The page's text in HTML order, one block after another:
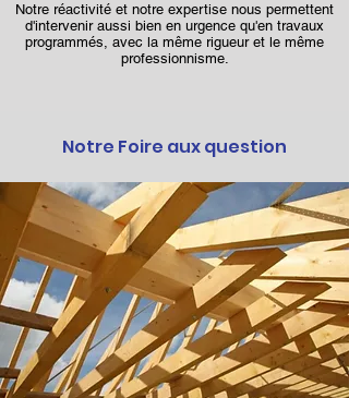
Notre réactivité et notre expertise nous permettent
d'intervenir aussi bien en urgence qu'en travaux
programmés, avec la même rigueur et le même
professionnisme.
Notre Foire aux question